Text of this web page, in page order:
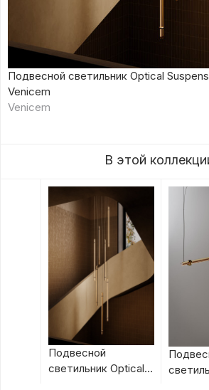
Подвесной светильник Optical
Venicem
Venicem
В этой
Подвесной
светильник Optical